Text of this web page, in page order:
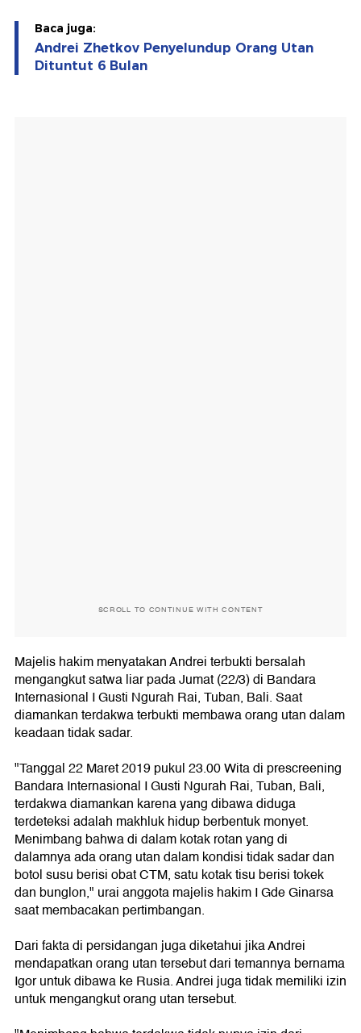
Baca juga:
Andrei Zhetkov Penyelundup Orang Utan
Dituntut 6 Bulan
SCROLL TO CONTINUE WITH CONTENT
Majelis hakim menyatakan Andrei terbukti bersalah
mengangkut satwa liar pada Jumat (22/3) di Bandara
Internasional I Gusti Ngurah Rai, Tuban, Bali. Saat
diamankan terdakwa terbukti membawa orang utan dalam
keadaan tidak sadar.
"Tanggal 22 Maret 2019 pukul 23.00 Wita di prescreening
Bandara Internasional I Gusti Ngurah Rai, Tuban, Bali,
terdakwa diamankan karena yang dibawa diduga
terdeteksi adalah makhluk hidup berbentuk monyet.
Menimbang bahwa di dalam kotak rotan yang di
dalamnya ada orang utan dalam kondisi tidak sadar dan
botol susu berisi obat CTM, satu kotak tisu berisi tokek
dan bunglon," urai anggota majelis hakim I Gde Ginarsa
saat membacakan pertimbangan.
Dari fakta di persidangan juga diketahui jika Andrei
mendapatkan orang utan tersebut dari temannya bernama
Igor untuk dibawa ke Rusia. Andrei juga tidak memiliki izin
untuk mengangkut orang utan tersebut.